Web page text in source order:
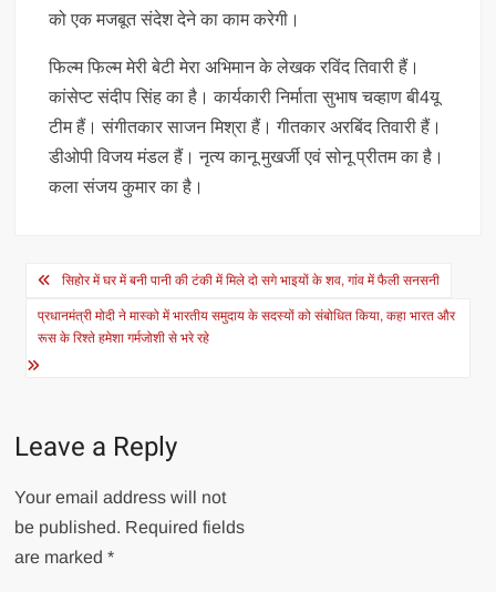
को एक मजबूत संदेश देने का काम करेगी।
फिल्म फिल्म मेरी बेटी मेरा अभिमान के लेखक रविंद तिवारी हैं।
कांसेप्ट संदीप सिंह का है। कार्यकारी निर्माता सुभाष चव्हाण बी4यू
टीम हैं। संगीतकार साजन मिश्रा हैं। गीतकार अरबिंद तिवारी हैं।
डीओपी विजय मंडल हैं। नृत्य कानू मुखर्जी एवं सोनू प्रीतम का है।
कला संजय कुमार का है।
Post
navigation
सिहोर में घर में बनी पानी की टंकी में मिले दो सगे भाइयों के शव, गांव में फैली सनसनी
प्रधानमंत्री मोदी ने मास्को में भारतीय समुदाय के सदस्यों को संबोधित किया, कहा भारत और
रूस के रिश्ते हमेशा गर्मजोशी से भरे रहे
Leave a Reply
Your email address will not
be published. Required fields
are marked*